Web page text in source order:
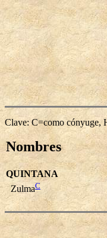
Clave: C=como cónyuge,
Nombres
QUINTANA
ZulmaC